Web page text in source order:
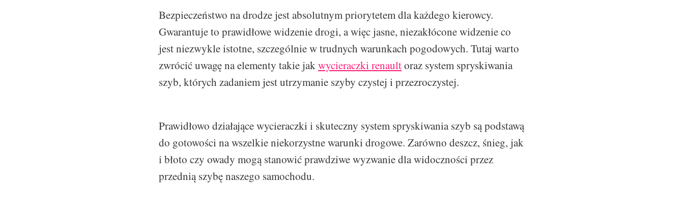
Bezpieczeństwo na drodze jest absolutnym priorytetem dla każdego kierowcy.
Gwarantuje to prawidłowe widzenie drogi, a więc jasne, niezakłócone widzenie co
jest niezwykle istotne, szczególnie w trudnych warunkach pogodowych. Tutaj warto
zwrócić uwagę na elementy takie jakwycieraczki renaultoraz system spryskiwania
szyb, których zadaniem jest utrzymanie szyby czystej i przezroczystej.
Prawidłowo działające wycieraczki i skuteczny system spryskiwania szyb są podstawą
do gotowości na wszelkie niekorzystne warunki drogowe. Zarówno deszcz, śnieg, jak
i błoto czy owady mogą stanowić prawdziwe wyzwanie dla widoczności przez
przednią szybę naszego samochodu.